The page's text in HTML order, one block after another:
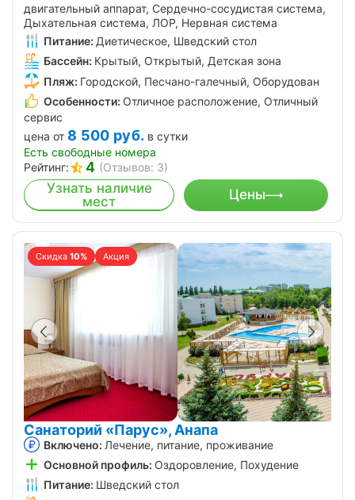
двигательный аппарат, Сердечно-сосудистая система,
Дыхательная система, ЛОР, Нервная система
Питание: Диетическое, Шведский стол
Бассейн: Крытый, Открытый, Детская зона
Пляж: Городской, Песчано-галечный, Оборудован
Особенности: Отличное расположение, Отличный
сервис
цена от 8 500 руб. в сутки
Есть свободные номера
Рейтинг:
4 (Отзывов: 3)
Узнать наличие
мест
Цены
Скидка 10% Акция
Санаторий «Парус», Анапа
Включено: Лечение, питание, проживание
Основной профиль: Оздоровление, Похудение
Питание: Шведский стол